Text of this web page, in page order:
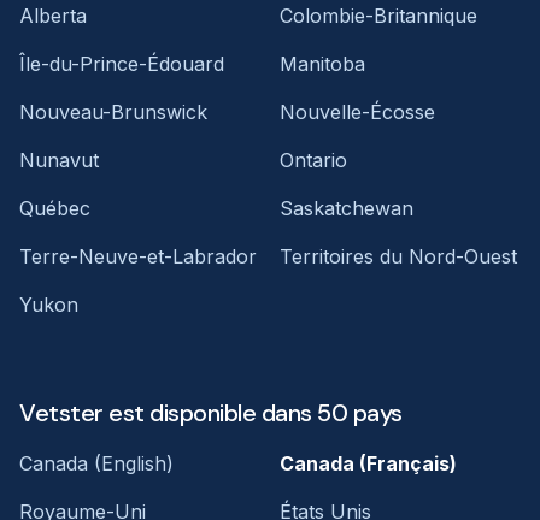
Alberta
Colombie-Britannique
Île-du-Prince-Édouard
Manitoba
Nouveau-Brunswick
Nouvelle-Écosse
Nunavut
Ontario
Québec
Saskatchewan
Terre-Neuve-et-Labrador
Territoires du Nord-Ouest
Yukon
Vetster est disponible dans 50 pays
Canada (English)
Canada (Français)
Royaume-Uni
États Unis